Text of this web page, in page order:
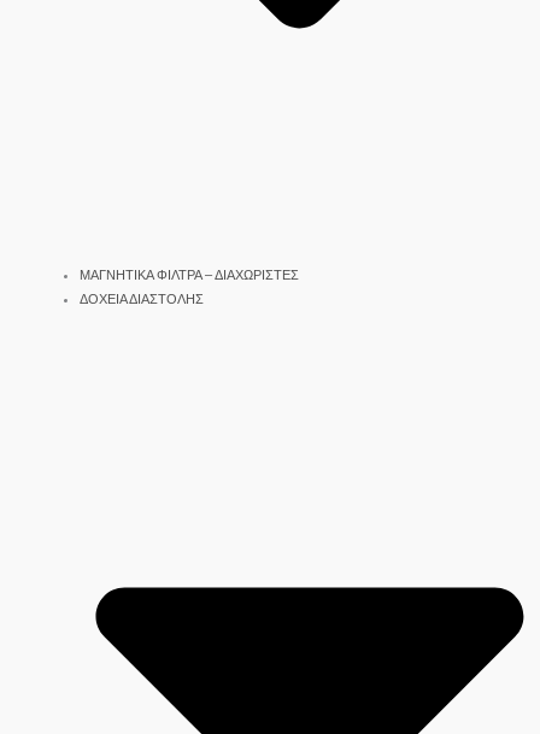
ΜΑΓΝΗΤΙΚΑ ΦΙΛΤΡΑ – ΔΙΑΧΩΡΙΣΤΕΣ
ΔΟΧΕΙΑ ΔΙΑΣΤΟΛΗΣ